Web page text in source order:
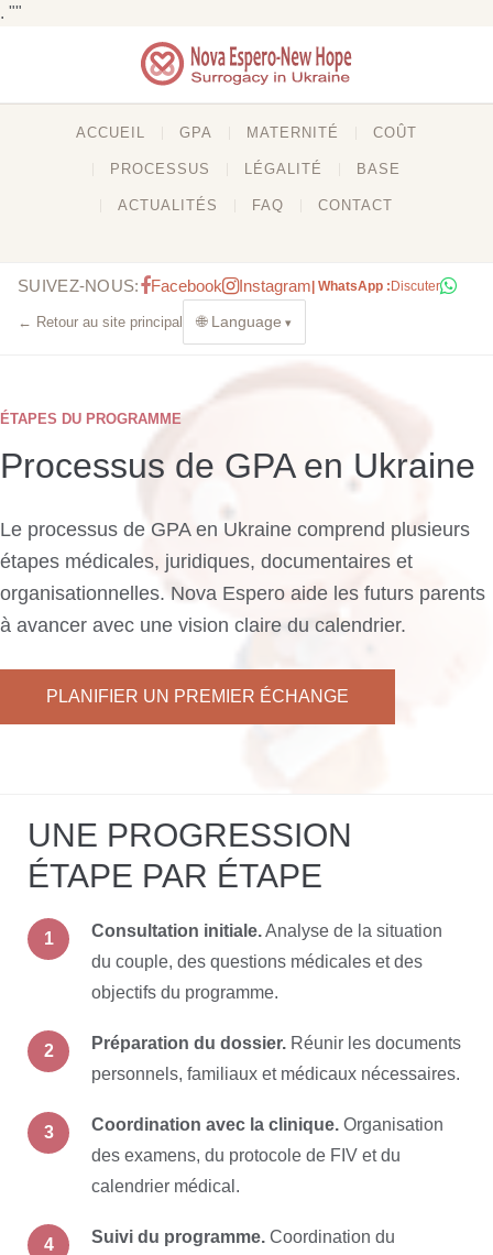
. ""
ACCUEIL GPA MATERNITÉ COÛT
PROCESSUS LÉGALITÉ BASE
ACTUALITÉS FAQ CONTACT
SUIVEZ-NOUS: Facebook Instagram | WhatsApp : Discuter
← Retour au site principal 🌐 Language
ÉTAPES DU PROGRAMME
Processus de GPA en Ukraine
Le processus de GPA en Ukraine comprend plusieurs
étapes médicales, juridiques, documentaires et
organisationnelles. Nova Espero aide les futurs parents
à avancer avec une vision claire du calendrier.
PLANIFIER UN PREMIER ÉCHANGE
UNE PROGRESSION
ÉTAPE PAR ÉTAPE
Consultation initiale.Analyse de la situation
du couple, des questions médicales et des
objectifs du programme.
Préparation du dossier. Réunir les documents
personnels, familiaux et médicaux nécessaires.
Coordination avec la clinique. Organisation
des examens, du protocole de FIV et du
calendrier médical.
Suivi du programme. Coordination du